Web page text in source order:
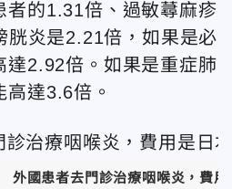
者的1.31倍、過敏蕁麻疹
胱炎是2.21倍，如果是必
達2.92倍。如果是重症肺
達3.6倍。
外國患者去門診治療咽喉炎，費